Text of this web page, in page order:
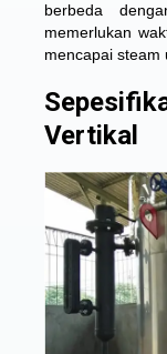
berbeda
memerlukan
mencapai steam
Vertikal